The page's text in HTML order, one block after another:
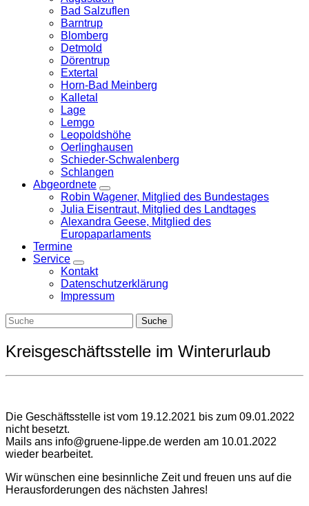
Untermenü
Bad Salzuflen
Barntrup
Blomberg
Detmold
Dörentrup
Extertal
Horn-Bad Meinberg
Kalletal
Lage
Lemgo
Leopoldshöhe
Oerlinghausen
Schieder-Schwalenberg
Schlangen
Abgeordnete
Zeige
Untermenü
Robin Wagener, Mitglied des Bundestages
Julia Eisentraut, Mitglied des Landtages
Alexandra Geese, Mitglied des
Europaparlaments
Termine
Service
Zeige
Untermenü
Kontakt
Datenschutzerklärung
Impressum
Kreisgeschäftsstelle im Winterurlaub
Die Geschäftsstelle ist vom 19.12.2021 bis zum 09.01.2022
nicht besetzt.
Mails ans info@gruene-lippe.de werden am 10.01.2022
wieder bearbeitet.
Wir wünschen eine besinnliche Zeit und freuen uns auf die
Herausforderungen des nächsten Jahres!